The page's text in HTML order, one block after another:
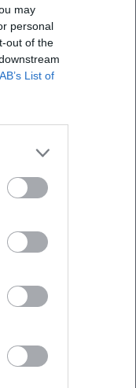
may
personal
out of the
List of